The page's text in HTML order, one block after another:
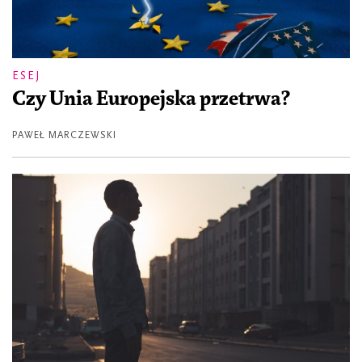
ESEJ
Czy Unia Europejska przetrwa?
PAWEŁ MARCZEWSKI